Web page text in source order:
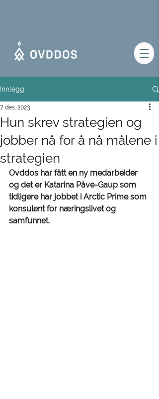
Innlegg
Hun skrev strategien og
jobber nå for å nå målene i
strategien
7. des. 2023
Ovddos har fått en ny medarbeider
og det er Katarina Påve-Gaup som
tidligere har jobbet i Arctic Prime som
konsulent for næringslivet og
samfunnet.